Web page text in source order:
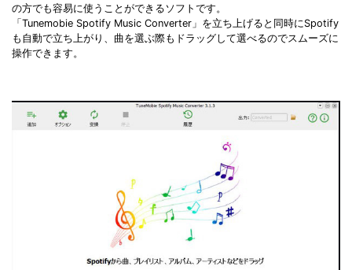
の方でも容易に使うことができるソフトです。
「Tunemobie Spotify Music Converter」を立ち上げると同時にSpotify
も自動で立ち上がり、曲を選ぶ際もドラッグして選べるのでスムーズに
操作できます。